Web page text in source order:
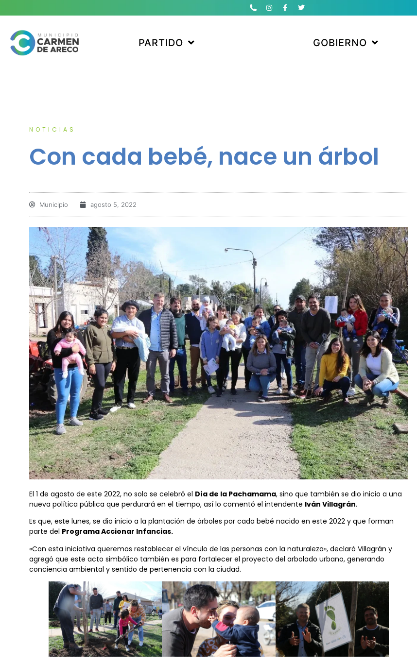
PARTIDO GOBIERNO
NOTICIAS
Con cada bebé, nace un árbol
Municipio agosto 5, 2022
El 1 de agosto de este 2022, no solo se celebró el Día de la Pachamama, sino que también se dio inicio a una
nueva política pública que perdurará en el tiempo, así lo comentó el intendente Iván Villagrán.
Es que, este lunes, se dio inicio a la plantación de árboles por cada bebé nacido en este 2022 y que forman
parte del Programa Accionar Infancias.
«Con esta iniciativa queremos restablecer el vínculo de las personas con la naturaleza», declaró Villagrán y
agregó que este acto simbólico también es para fortalecer el proyecto del arbolado urbano, generando
conciencia ambiental y sentido de pertenencia con la ciudad.